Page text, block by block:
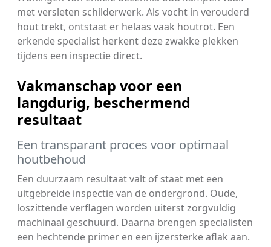
met versleten schilderwerk. Als vocht in verouderd
hout trekt, ontstaat er helaas vaak houtrot. Een
erkende specialist herkent deze zwakke plekken
tijdens een inspectie direct.
Vakmanschap voor een
langdurig, beschermend
resultaat
Een transparant proces voor optimaal
houtbehoud
Een duurzaam resultaat valt of staat met een
uitgebreide inspectie van de ondergrond. Oude,
loszittende verflagen worden uiterst zorgvuldig
machinaal geschuurd. Daarna brengen specialisten
een hechtende primer en een ijzersterke aflak aan.